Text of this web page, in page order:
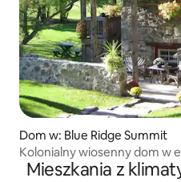
Dom w: Blue Ridge Summit
Kolonialny wiosenny dom w
Mieszkania z